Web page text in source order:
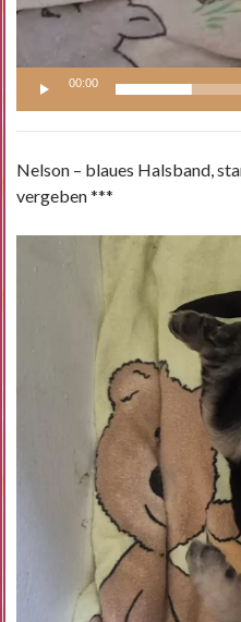
00:00
Nelson – blaues Halsband,
vergeben ***